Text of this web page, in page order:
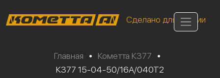
Сделано для России
Главная • Кометта К377
•
К377 15-04-50/16А/040Т2